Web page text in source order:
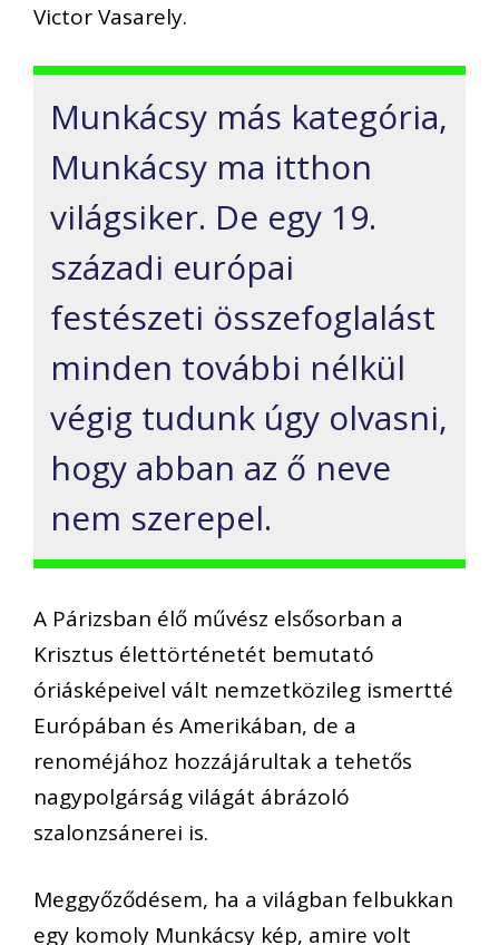
Victor Vasarely.
Munkácsy más kategória,
Munkácsy ma itthon
világsiker. De egy 19.
századi európai
festészeti összefoglalást
minden további nélkül
végig tudunk úgy olvasni,
hogy abban az ő neve
nem szerepel.
A Párizsban élő művész elsősorban a
Krisztus élettörténetét bemutató
óriásképeivel vált nemzetközileg ismertté
Európában és Amerikában, de a
renoméjához hozzájárultak a tehetős
nagypolgárság világát ábrázoló
szalonzsánerei is.
Meggyőződésem, ha a világban felbukkan
egy komoly Munkácsy kép, amire volt